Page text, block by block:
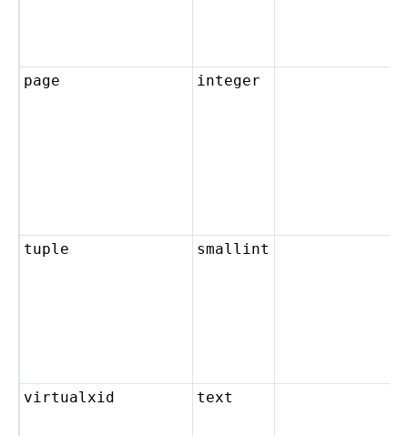
page integer
tuple smallint
virtualxid text